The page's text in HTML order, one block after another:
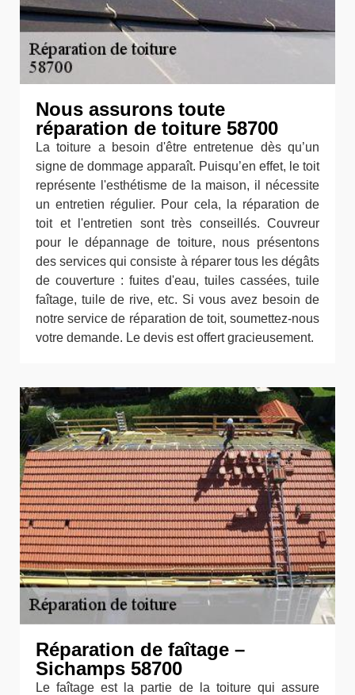
Nous assurons toute
réparation de toiture 58700
La toiture a besoin d'être entretenue dès qu’un
signe de dommage apparaît. Puisqu’en effet, le toit
représente l'esthétisme de la maison, il nécessite
un entretien régulier. Pour cela, la réparation de
toit et l'entretien sont très conseillés. Couvreur
pour le dépannage de toiture, nous présentons
des services qui consiste à réparer tous les dégâts
de couverture : fuites d'eau, tuiles cassées, tuile
faîtage, tuile de rive, etc. Si vous avez besoin de
notre service de réparation de toit, soumettez-nous
votre demande. Le devis est offert gracieusement.
Réparation de faîtage –
Sichamps 58700
Le faîtage est la partie de la toiture qui assure